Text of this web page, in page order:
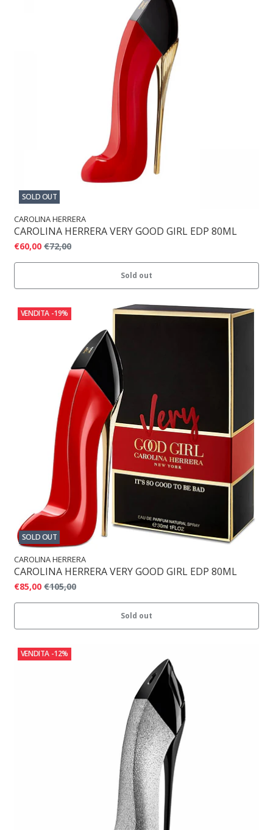
SOLD OUT
CAROLINA HERRERA
CAROLINA HERRERA VERY GOOD GIRL EDP 80ML
€60,00 €72,00
Sold out
VENDITA -19%
SOLD OUT
CAROLINA HERRERA
CAROLINA HERRERA VERY GOOD GIRL EDP 80ML
€85,00 €105,00
Sold out
VENDITA -12%